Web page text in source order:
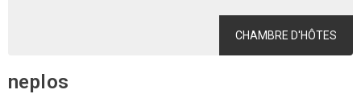
CHAMBRE D'HÔTES
neplos